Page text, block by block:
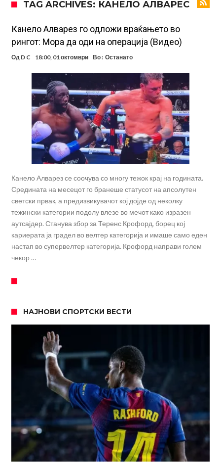
Феран Торес се поблиску до трансфер во ПСЖ
Даниел Малдини повторно го смени клубот во Серија “А”
Аморим донесе одлука: Милан ќе го крати составот
Вирално видео од Уругвај: Топка предизвика сообраќајна несреќа
Пакет од 50.000.000 евра, Дошан Влаховиќ подготвен за потпис?
Во Мадрид изненадени од огромната понуда што пристигна за
Арда Гулер!
Малдини проговори, Пеп кажа ДА, но како на крај се пропадна?
TAG ARCHIVES: КАНЕЛО АЛВАРЕС
Канело Алварез го одложи враќањето во
рингот: Мора да оди на операција (Видео)
Од D C 18:00, 01 октомври Во : Останато
Канело Алварез се соочува со многу тежок крај на годината.
Средината на месецот го бранеше статусот на апсолутен
светски првак, а предизвикувачот кој дојде од неколку
тежински категории подолу влезе во мечот како изразен
аутсајдер. Станува збор за Теренс Крофорд, борец кој
кариерата ја градел во велтер категорија и имаше само еден
настап во супервелтер категорија. Крофорд направи голем
чекор …
НАЈНОВИ СПОРТСКИ ВЕСТИ